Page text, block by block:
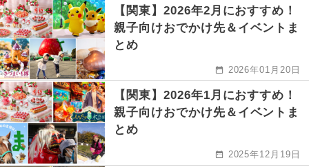
【関東】2026年2月におすすめ！
親子向けおでかけ先＆イベントま
とめ
2026年01月20日
【関東】2026年1月におすすめ！
親子向けおでかけ先＆イベントま
とめ
2025年12月19日